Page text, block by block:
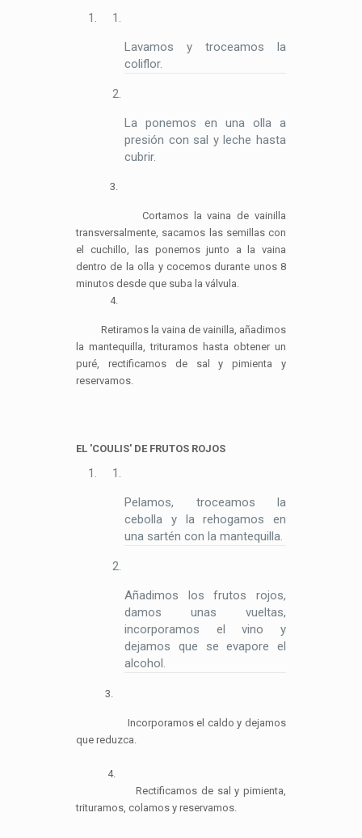
Lavamos y troceamos la
coliflor.
La ponemos en una olla a
presión con sal y leche hasta
cubrir.
3.
Cortamos la vaina de vainilla
transversalmente, sacamos las semillas con
el cuchillo, las ponemos junto a la vaina
dentro de la olla y cocemos durante unos 8
minutos desde que suba la válvula.
4.
Retiramos la vaina de vainilla, añadimos
la mantequilla, trituramos hasta obtener un
puré, rectificamos de sal y pimienta y
reservamos.
EL 'COULIS' DE FRUTOS ROJOS
Pelamos, troceamos la
cebolla y la rehogamos en
una sartén con la mantequilla.
Añadimos los frutos rojos,
damos unas vueltas,
incorporamos el vino y
dejamos que se evapore el
alcohol.
3.
Incorporamos el caldo y dejamos
que reduzca.
4.
Rectificamos de sal y pimienta,
trituramos, colamos y reservamos.